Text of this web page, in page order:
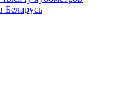
Беларусь